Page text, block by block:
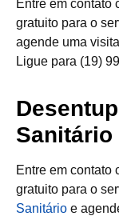
Entre em contato
gratuito para o
agende uma
Ligue para (19)
Sanitário
Entre em contato
gratuito para o
Sanitário e